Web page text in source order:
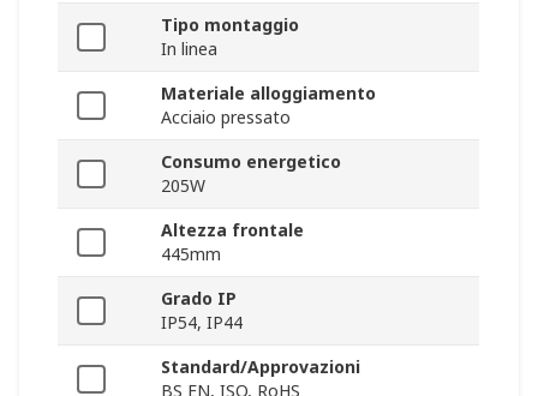
Tipo montaggio
In linea
Materiale alloggiamento
Acciaio pressato
Consumo energetico
205W
Altezza frontale
445mm
Grado IP
IP54, IP44
Standard/Approvazioni
BS EN, ISO, RoHS